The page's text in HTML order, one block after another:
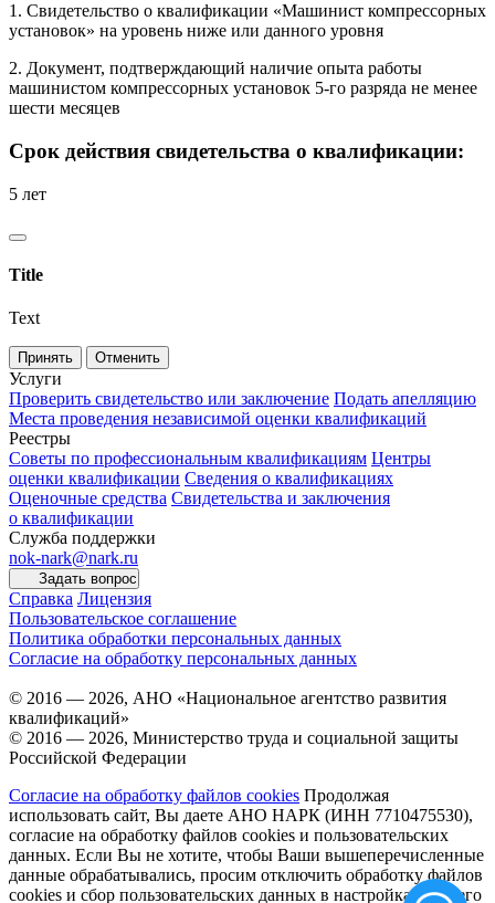
1. Свидетельство о квалификации «Машинист компрессорных
установок» на уровень ниже или данного уровня
2. Документ, подтверждающий наличие опыта работы
машинистом компрессорных установок 5-го разряда не менее
шести месяцев
Срок действия свидетельства о квалификации:
5 лет
Title
Text
Принять Отменить
Услуги
Проверить свидетельство или заключение Подать апелляцию
Места проведения независимой оценки квалификаций
Реестры
Советы по профессиональным квалификациям Центры
оценки квалификации Сведения о квалификациях
Оценочные средства Свидетельства и заключения
о квалификации
Служба поддержки
nok-nark@nark.ru
Задать вопрос
Справка Лицензия
Пользовательское соглашение
Политика обработки персональных данных
Согласие на обработку персональных данных
© 2016 — 2026, АНО «Национальное агентство развития
квалификаций»
© 2016 — 2026, Министерство труда и социальной защиты
Российской Федерации
Согласие на обработку файлов cookies Продолжая
использовать сайт, Вы даете АНО НАРК (ИНН 7710475530),
согласие на обработку файлов cookies и пользовательских
данных. Если Вы не хотите, чтобы Ваши вышеперечисленные
данные обрабатывались, просим отключить обработку файлов
cookies и сбор пользовательских данных в настройках Вашего